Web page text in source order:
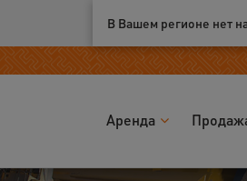
Ваш город:Калуга
В Вашем регионе нет
Аренда